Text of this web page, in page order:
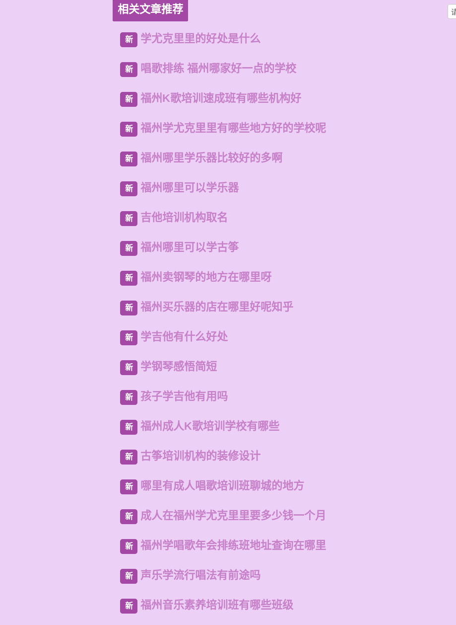
相关文章推荐
新 学尤克里里的好处是什么
新 唱歌排练 福州哪家好一点的学校
新 福州K歌培训速成班有哪些机构好
新 福州学尤克里里有哪些地方好的学校呢
新 福州哪里学乐器比较好的多啊
新 福州哪里可以学乐器
新 吉他培训机构取名
新 福州哪里可以学古筝
新 福州卖钢琴的地方在哪里呀
新 福州买乐器的店在哪里好呢知乎
新 学吉他有什么好处
新 学钢琴感悟简短
新 孩子学吉他有用吗
新 福州成人K歌培训学校有哪些
新 古筝培训机构的装修设计
新 哪里有成人唱歌培训班聊城的地方
新 成人在福州学尤克里里要多少钱一个月
新 福州学唱歌年会排练班地址查询在哪里
新 声乐学流行唱法有前途吗
新 福州音乐素养培训班有哪些班级